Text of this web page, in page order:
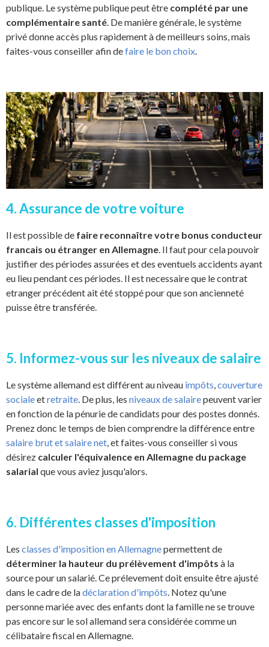
publique. Le système publique peut être complété par une
complémentaire santé. De manière générale, le système
privé donne accès plus rapidement à de meilleurs soins, mais
faites-vous conseiller afin defaire le bon choix.
4. Assurance de votre voiture
Il est possible de faire reconnaître votre bonus conducteur
francais ou étranger en Allemagne. Il faut pour cela pouvoir
justifier des périodes assurées et des eventuels accidents ayant
eu lieu pendant ces périodes. Il est necessaire que le contrat
etranger précédent ait été stoppé pour que son ancienneté
puisse être transférée.
5. Informez-vous sur les niveaux de salaire
Le système allemand est différent au niveau impôts,couverture
socialeetretraite. De plus, les niveaux de salairepeuvent varier
en fonction de la pénurie de candidats pour des postes donnés.
Prenez donc le temps de bien comprendre la différence entre
salaire brut et salaire net, et faites-vous conseiller si vous
désirez calculer l'équivalence en Allemagne du package
salarial que vous aviez jusqu'alors.
6. Différentes classes d'imposition
Les classes d'imposition en Allemagnepermettent de
déterminer la hauteur du prélèvement d'impôts à la
source pour un salarié. Ce prélevement doit ensuite être ajusté
dans le cadre de ladéclaration d'impôts. Notez qu'une
personne mariée avec des enfants dont la famille ne se trouve
pas encore sur le sol allemand sera considérée comme un
célibataire fiscal en Allemagne.